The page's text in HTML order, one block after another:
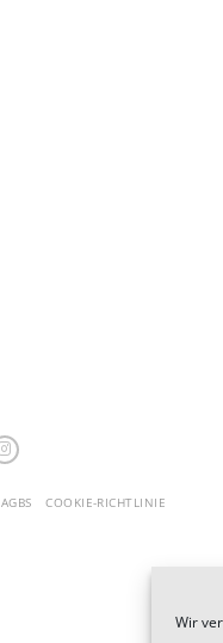
Wir
AGBS COOKIE-RICHTLINIE